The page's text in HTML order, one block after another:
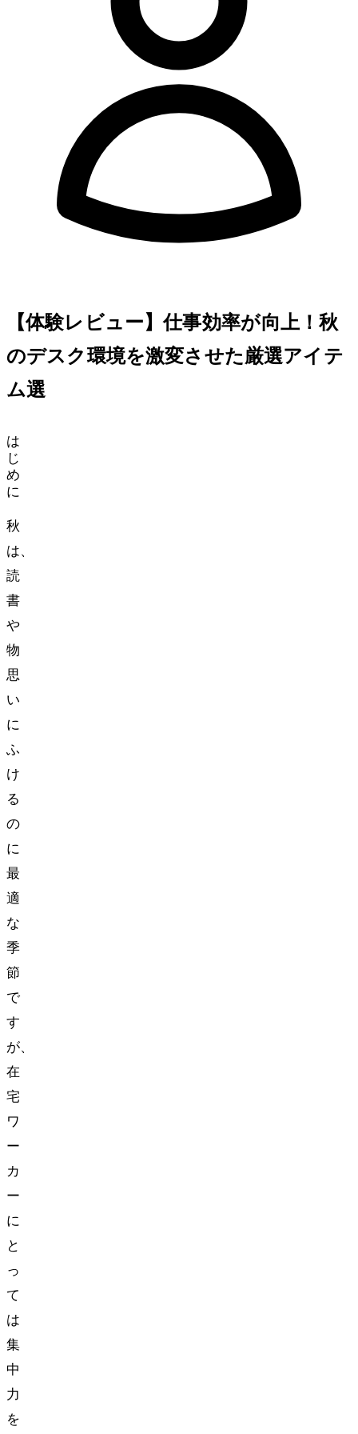
【体験レビュー】仕事効率が30%向上！秋
のデスク環境を激変させた厳選アイテ
ム5選
は
じ
め
に
秋
は、
読
書
や
物
思
い
に
ふ
け
る
の
に
最
適
な
季
節
で
す
が、
在
宅
ワ
ー
カ
ー
に
と
っ
て
は
集
中
力
を